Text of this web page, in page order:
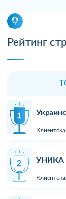
Рейтинг
УНИКА